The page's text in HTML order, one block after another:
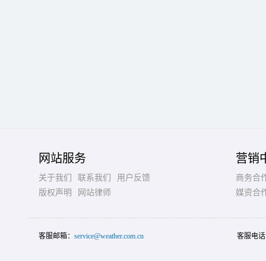
网站服务
关于我们 联系我们
用户反馈
版权声明
网站律师
营销
商务合
媒资合
客服邮箱： service@weather.com.cn 客服电